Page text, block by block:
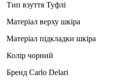
Тип взуття Туфлі
Матеріал верху шкіра
Матеріал підкладки шкіра
Колір чорний
Бренд Carlo Delari